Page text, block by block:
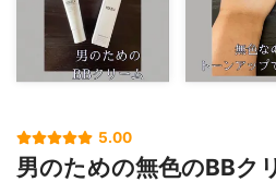
5.00
男のための無色のBBク